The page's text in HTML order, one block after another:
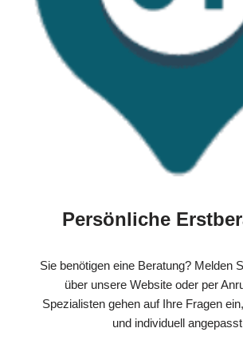
Persönliche
Sie benötigen eine Beratung? Melden
über unsere Website oder per
Spezialisten gehen auf Ihre Fragen
und individuell